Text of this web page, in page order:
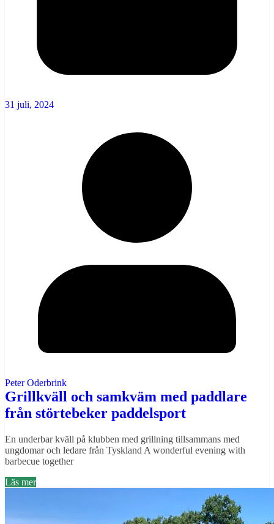
31 juli, 2024
Peter Oderbrink
Grillkväll och samkväm med paddlare
från störtebeker paddelsport
En underbar kväll på klubben med grillning tillsammans med
ungdomar och ledare från Tyskland A wonderful evening with
barbecue together
Läs mer